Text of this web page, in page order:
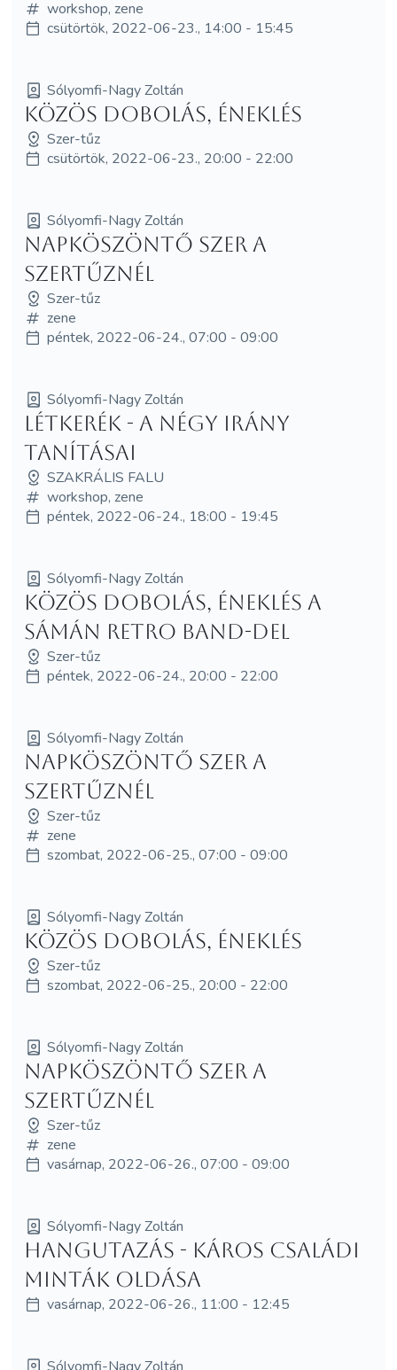
workshop, zene
csütörtök, 2022-06-23., 14:00 - 15:45
Sólyomfi-Nagy Zoltán
Közös dobolás, éneklés
Szer-tűz
csütörtök, 2022-06-23., 20:00 - 22:00
Sólyomfi-Nagy Zoltán
Napköszöntő Szer a
Szertűznél
Szer-tűz
zene
péntek, 2022-06-24., 07:00 - 09:00
Sólyomfi-Nagy Zoltán
Létkerék - a négy irány
tanításai
SZAKRÁLIS FALU
workshop, zene
péntek, 2022-06-24., 18:00 - 19:45
Sólyomfi-Nagy Zoltán
Közös dobolás, éneklés a
Sámán Retro Band-del
Szer-tűz
péntek, 2022-06-24., 20:00 - 22:00
Sólyomfi-Nagy Zoltán
Napköszöntő Szer a
Szertűznél
Szer-tűz
zene
szombat, 2022-06-25., 07:00 - 09:00
Sólyomfi-Nagy Zoltán
Közös dobolás, éneklés
Szer-tűz
szombat, 2022-06-25., 20:00 - 22:00
Sólyomfi-Nagy Zoltán
Napköszöntő Szer a
Szertűznél
Szer-tűz
zene
vasárnap, 2022-06-26., 07:00 - 09:00
Sólyomfi-Nagy Zoltán
Hangutazás - káros családi
minták oldása
vasárnap, 2022-06-26., 11:00 - 12:45